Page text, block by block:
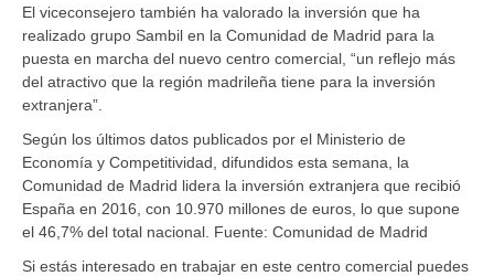
El viceconsejero también ha valorado la inversión que ha
realizado grupo Sambil en la Comunidad de Madrid para la
puesta en marcha del nuevo centro comercial, “un reflejo más
del atractivo que la región madrileña tiene para la inversión
extranjera”.
Según los últimos datos publicados por el Ministerio de
Economía y Competitividad, difundidos esta semana, la
Comunidad de Madrid lidera la inversión extranjera que recibió
España en 2016, con 10.970 millones de euros, lo que supone
el 46,7% del total nacional. Fuente: Comunidad de Madrid
Si estás interesado en trabajar en este centro comercial puedes